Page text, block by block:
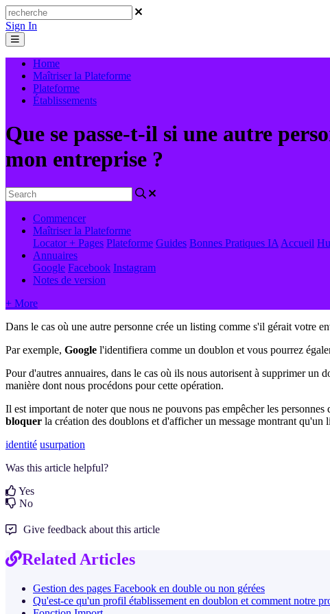
Sign In
Home
Maîtriser la Plateforme
Plateforme
Établissements
Que se passe-t-il si une autre
mon entreprise ?
Commencer
Maîtriser la Plateforme
Locator + Pages Plateforme Guides Bonnes Pratiques IA Accueil
Annuaires
Google Facebook Instagram
Notes de version
+ More
Dans le cas où une autre personne crée un listing comme s'il gérait votre
Par exemple, Google l'identifiera comme un doublon et vous pourrez
Pour d'autres annuaires, dans le cas où ils nous autorisent à supprimer un
manière dont nous procédons pourcette opération.
Il est important de noter que nous ne pouvons pas empêcher les
bloquer la création des doublons et d'afficher un message montrant
identité usurpation
Was this article helpful?
Yes
No
Give feedback about this article
Related Articles
Gestion des pages Facebook en double ou non gérées
Qu'est-ce qu'un profil établissement en doublon et comment notre